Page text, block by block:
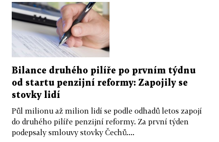
Bilance druhého pilíře po prvním týdnu
od startu penzijní reformy: Zapojily se
stovky lidí
Půl milionu až milion lidí se podle odhadů letos zapojí
do druhého pilíře penzijní reformy. Za první týden
podepsaly smlouvy stovky Čechů....